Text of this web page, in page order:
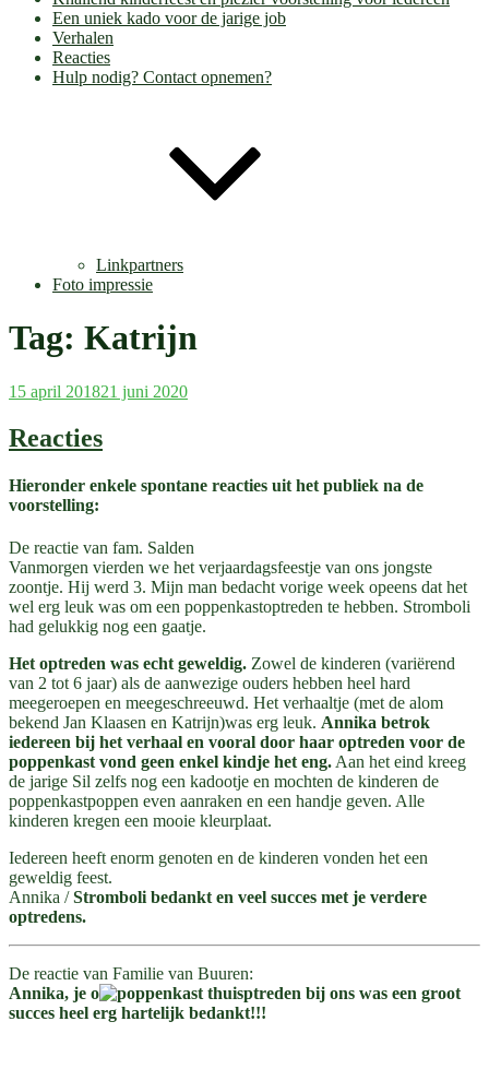
Een uniek kado voor de jarige job
Verhalen
Reacties
Hulp nodig? Contact opnemen?
Linkpartners
Foto impressie
Tag: Katrijn
Geplaatst
15 april 201821 juni 2020
Reacties
Hieronder enkele spontane reacties uit het publiek na de
voorstelling:
De reactie van fam. Salden
Vanmorgen vierden we het verjaardagsfeestje van ons jongste
zoontje. Hij werd 3. Mijn man bedacht vorige week opeens dat het
wel erg leuk was om een poppenkastoptreden te hebben. Stromboli
had gelukkig nog een gaatje.
Het optreden was echt geweldig. Zowel de kinderen (variërend
van 2 tot 6 jaar) als de aanwezige ouders hebben heel hard
meegeroepen en meegeschreeuwd. Het verhaaltje (met de alom
bekend Jan Klaasen en Katrijn)was erg leuk. Annika betrok
iedereen bij het verhaal en vooral door haar optreden voor de
poppenkast vond geen enkel kindje het eng. Aan het eind kreeg
de jarige Sil zelfs nog een kadootje en mochten de kinderen de
poppenkastpoppen even aanraken en een handje geven. Alle
kinderen kregen een mooie kleurplaat.
Iedereen heeft enorm genoten en de kinderen vonden het een
geweldig feest.
Annika /Stromboli bedankt en veel succes met je verdere
optredens.
De reactie van Familie van Buuren:
Annika, je o
ptreden bij ons was een groot
succes heel erg hartelijk bedankt!!!